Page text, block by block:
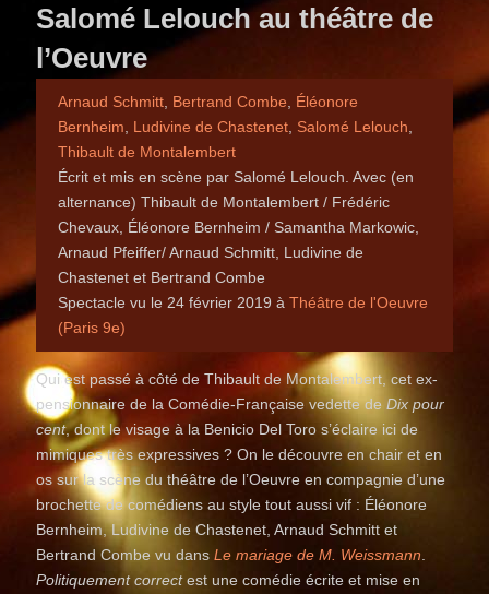
Salomé Lelouch au théâtre de
l’Oeuvre
Arnaud Schmitt Bertrand Combe
Éléonore
Bernheim
Ludivine de Chastenet Salomé Lelouch
Thibault de Montalembert
Écrit et mis en scène par Salomé Lelouch. Avec (en
alternance) Thibault de Montalembert / Frédéric
Chevaux, Éléonore Bernheim / Samantha Markowic,
Arnaud Pfeiffer/ Arnaud Schmitt, Ludivine de
Chastenet et Bertrand Combe
Spectacle vu le 24 février 2019 àThéâtre de l'Oeuvre
(Paris 9e)
Qui est passé à côté de Thibault de Montalembert, cet ex-
pensionnaire de la Comédie-Française vedette deDix pour
cent, dont le visage à la Benicio Del Toro s’éclaire ici de
mimiques très expressives ? On le découvre en chair et en
os sur la scène du théâtre de l’Oeuvre en compagnie d’une
brochette de comédiens au style tout aussi vif : Éléonore
Bernheim, Ludivine de Chastenet, Arnaud Schmitt et
Bertrand Combe vu dansLe mariage de M. Weissmann
Politiquement correctest une comédie écrite et mise en